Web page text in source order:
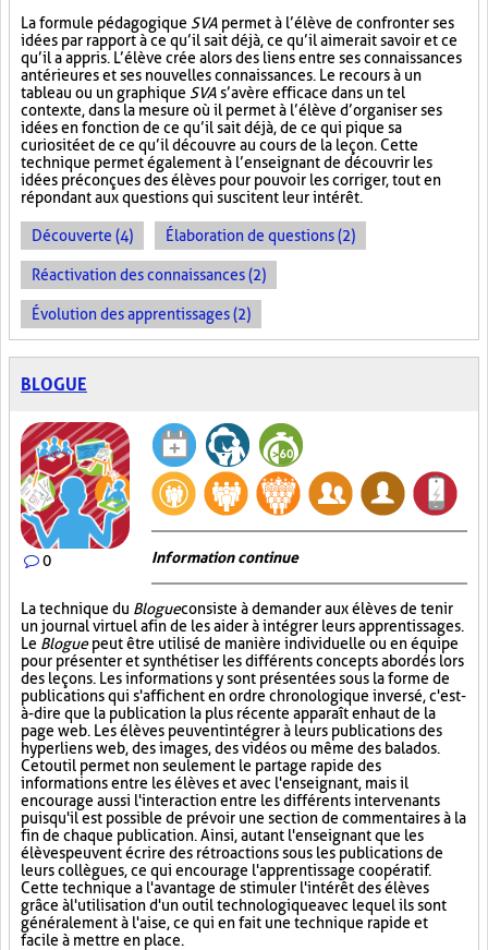
La formule pédagogique SVA permet à l’élève de confronter ses
idées par rapport à ce qu’il sait déjà, ce qu’il aimerait savoir et ce
qu’il a appris. L’élève crée alors des liens entre ses connaissances
antérieures et ses nouvelles connaissances. Le recours à un
tableau ou un graphique SVA s’avère efficace dans un tel
contexte, dans la mesure où il permet à l’élève d’organiser ses
idées en fonction de ce qu’il sait déjà, de ce qui pique sa
curiosité et de ce qu’il découvre au cours de la leçon. Cette
technique permet également à l’enseignant de découvrir les
idées préconçues des élèves pour pouvoir les corriger, tout en
répondant aux questions qui suscitent leur intérêt.
Découverte (4) Élaboration de questions (2)
Réactivation des connaissances (2)
Évolution des apprentissages (2)
BLOGUE
0 Information continue
La technique du Blogueconsiste à demander aux élèves de tenir
un journal virtuel afin de les aider à intégrer leurs apprentissages.
Le Bloguepeut être utilisé de manière individuelle ou en équipe
pour présenter et synthétiser les différents concepts abordés lors
des leçons. Les informations y sont présentées sous la forme de
publications qui s'affichent en ordre chronologique inversé, c'est-
à-dire que la publication la plus récente apparaît en haut de la
page web. Les élèves peuvent intégrer à leurs publications des
hyperliens web, des images, des vidéos ou même des balados.
Cet outil permet non seulement le partage rapide des
informations entre les élèves et avec l'enseignant, mais il
encourage aussi l'interaction entre les différents intervenants
puisqu'il est possible de prévoir une section de commentaires à la
fin de chaque publication. Ainsi, autant l'enseignant que les
élèves peuvent écrire des rétroactions sous les publications de
leurs collègues, ce qui encourage l'apprentissage coopératif.
Cette technique a l'avantage de stimuler l'intérêt des élèves
grâce à l'utilisation d'un outil technologique avec lequel ils sont
généralement à l'aise, ce qui en fait une technique rapide et
facile à mettre en place.